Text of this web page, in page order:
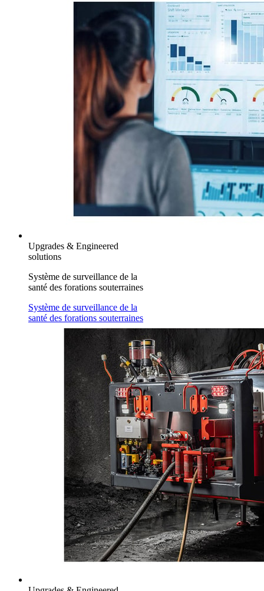
Upgrades & Engineered
solutions
Système de surveillance de la
santé des forations souterraines
Système de surveillance de la
santé des forations souterraines